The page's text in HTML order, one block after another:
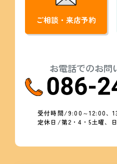
ご相談・来店予約
お電話でのお問
受付時間/9:00～12:00、
定休日/第2・4・5土曜、